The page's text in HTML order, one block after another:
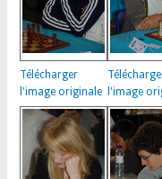
Télécharger
l'image originale
l'image